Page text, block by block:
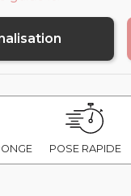
POSE RAPIDE